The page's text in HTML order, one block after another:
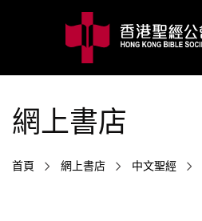
網上書店
首頁 網上書店 中文聖經